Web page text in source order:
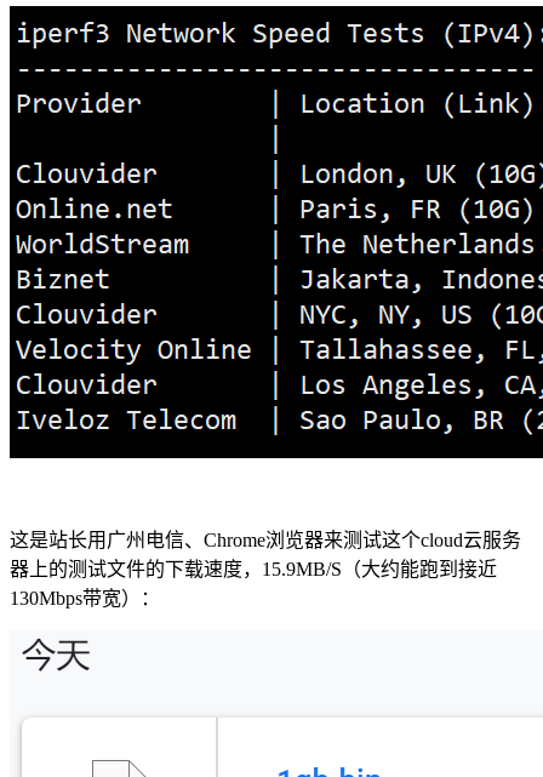
这是站长用广州电信、Chrome浏览器来测试这个cloud云服务
器上的测试文件的下载速度，15.9MB/S（大约能跑到接近
130Mbps带宽）：